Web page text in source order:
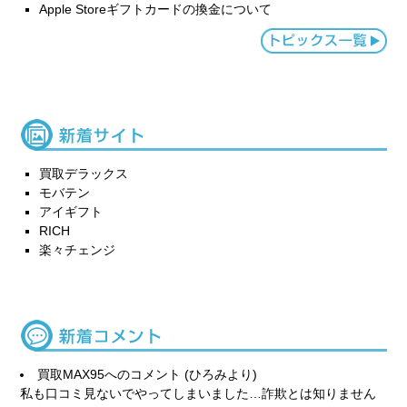
Apple Storeギフトカードの換金について
買取デラックス
モバテン
アイギフト
RICH
楽々チェンジ
買取MAX95へのコメント (ひろみより)
私も口コミ見ないでやってしまいました…詐欺とは知りません